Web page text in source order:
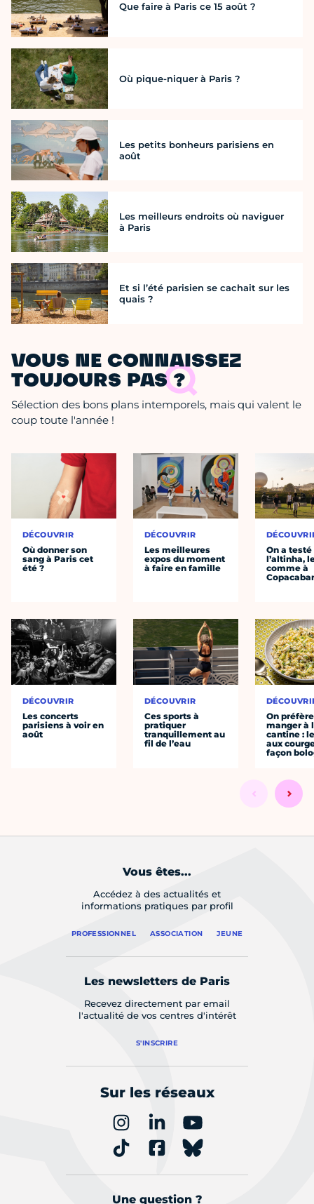
Que faire à Paris ce 15 août ?
Où pique-niquer à Paris ?
Les petits bonheurs parisiens en
août
Les meilleurs endroits où naviguer
à Paris
Et si l’été parisien se cachait sur les
quais ?
VOUS NE CONNAISSEZ
TOUJOURS PAS ?
Sélection des bons plans intemporels, mais qui valent le
coup toute l'année !
DÉCOUVRIR
Où donner son
sang à Paris cet
été ?
DÉCOUVRIR
Les concerts
parisiens à voir en
août
DÉCOUVRIR
Les meilleures
expos du moment
à faire en famille
DÉCOUVRIR
Ces sports à
pratiquer
tranquillement au
fil de l’eau
On a testé
l’altinha,
comme à
On préfère
manger à
cantine :
aux
façon
Vous êtes...
Accédez à des actualités et
informations pratiques par profil
PROFESSIONNEL ASSOCIATION JEUNE
Les newsletters de Paris
Recevez directement par email
l'actualité de vos centres d'intérêt
S'INSCRIRE
Sur les réseaux
Une question ?